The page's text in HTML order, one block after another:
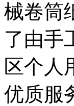
械卷筒
了由手
区个人
优质服